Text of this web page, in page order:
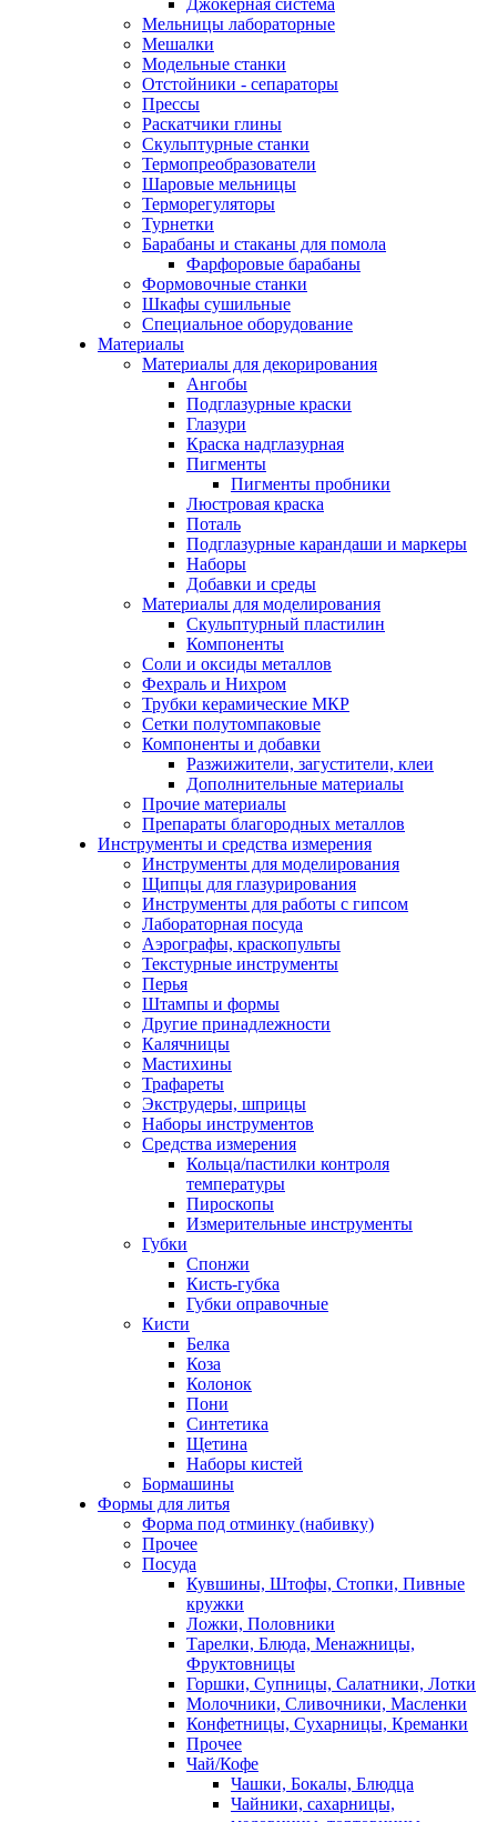
Джокерная система
Мельницы лабораторные
Мешалки
Модельные станки
Отстойники - сепараторы
Прессы
Раскатчики глины
Скульптурные станки
Термопреобразователи
Шаровые мельницы
Терморегуляторы
Турнетки
Барабаны и стаканы для помола
Фарфоровые барабаны
Формовочные станки
Шкафы сушильные
Специальное оборудование
Материалы
Материалы для декорирования
Ангобы
Подглазурные краски
Глазури
Краска надглазурная
Пигменты
Пигменты пробники
Люстровая краска
Поталь
Подглазурные карандаши и маркеры
Наборы
Добавки и среды
Материалы для моделирования
Скульптурный пластилин
Компоненты
Соли и оксиды металлов
Фехраль и Нихром
Трубки керамические МКР
Сетки полутомпаковые
Компоненты и добавки
Разжижители, загустители, клеи
Дополнительные материалы
Прочие материалы
Препараты благородных металлов
Инструменты и средства измерения
Инструменты для моделирования
Щипцы для глазурирования
Инструменты для работы с гипсом
Лабораторная посуда
Аэрографы, краскопульты
Текстурные инструменты
Перья
Штампы и формы
Другие принадлежности
Калячницы
Мастихины
Трафареты
Экструдеры, шприцы
Наборы инструментов
Средства измерения
Кольца/пастилки контроля
температуры
Пироскопы
Измерительные инструменты
Губки
Спонжи
Кисть-губка
Губки оправочные
Кисти
Белка
Коза
Колонок
Пони
Синтетика
Щетина
Наборы кистей
Бормашины
Формы для литья
Форма под отминку (набивку)
Прочее
Посуда
Кувшины, Штофы, Стопки, Пивные
кружки
Ложки, Половники
Тарелки, Блюда, Менажницы,
Фруктовницы
Горшки, Супницы, Салатники, Лотки
Молочники, Сливочники, Масленки
Конфетницы, Сухарницы, Креманки
Прочее
Чай/Кофе
Чашки, Бокалы, Блюдца
Чайники, сахарницы,